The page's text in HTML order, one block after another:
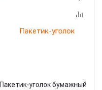
Пакетик-уголок бумажный